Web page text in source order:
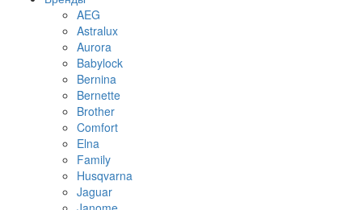
AEG
Astralux
Aurora
Babylock
Bernina
Bernette
Brother
Comfort
Elna
Family
Husqvarna
Jaguar